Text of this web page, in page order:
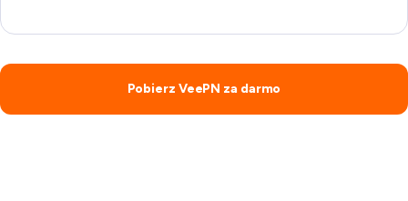
Pobierz VeePN za darmo